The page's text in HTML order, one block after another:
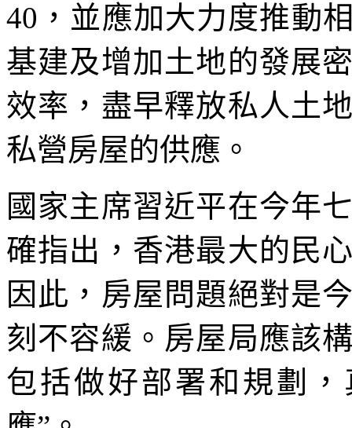
40，並應加大力度推動
基建及增加土地的發展
效率，盡早釋放私人土
私營房屋的供應。
國家主席習近平在今年
確指出，香港最大的民
因此，房屋問題絕對是
刻不容緩。房屋局應該
包括做好部署和規劃